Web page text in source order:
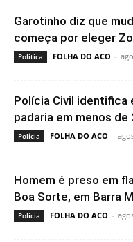
Garotinho diz que
começa por eleger
Política FOLHA DO ACO -
Polícia Civil identifica
padaria em menos de
Polícia FOLHA DO ACO -
Homem é preso em
Boa Sorte, em Barra
Polícia FOLHA DO ACO -